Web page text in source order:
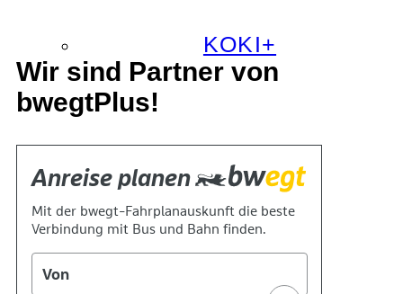
KOKI+
Wir sind Partner von
bwegtPlus!